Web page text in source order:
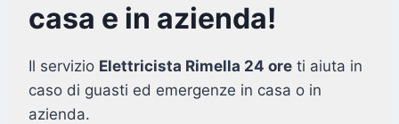
casa e in azienda!
Il servizio Elettricista Rimella 24 ore ti aiuta in
caso di guasti ed emergenze in casa o in
azienda.